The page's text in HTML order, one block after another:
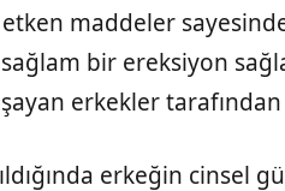
etken maddeler
bir ereksiyon
erkekler
erkeğin cinsel